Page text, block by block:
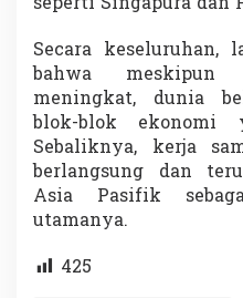
Secara keseluruhan,
bahwa meskipun
meningkat, dunia
blok-blok ekonomi
Sebaliknya, kerja
berlangsung dan
Asia Pasifik
utamanya.
425